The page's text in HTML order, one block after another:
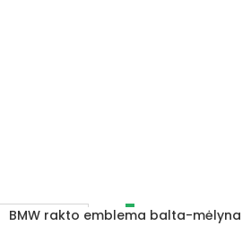
IŠPARDUOTA
DAUGIAU
BMW rakto emblema balta-mėlyna